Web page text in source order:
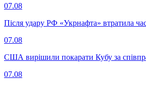
07.08
Після удару РФ «Укрнафта» втратила
07.08
США вирішили покарати Кубу за
07.08